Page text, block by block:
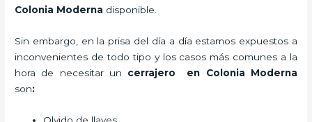
Colonia Moderna disponible.
Sin embargo, en la prisa del día a día estamos expuestos a
inconvenientes de todo tipo y los casos más comunes a la
hora de necesitar un cerrajero en Colonia Moderna
son:
Olvido de llaves